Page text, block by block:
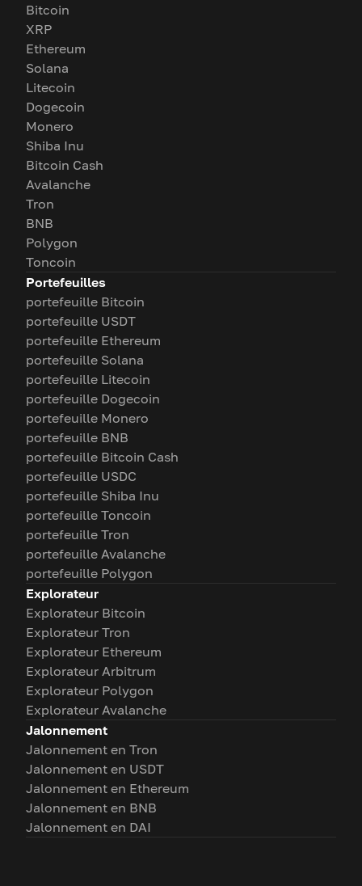
Bitcoin
XRP
Ethereum
Solana
Litecoin
Dogecoin
Monero
Shiba Inu
Bitcoin Cash
Avalanche
Tron
BNB
Polygon
Toncoin
Portefeuilles
portefeuille Bitcoin
portefeuille USDT
portefeuille Ethereum
portefeuille Solana
portefeuille Litecoin
portefeuille Dogecoin
portefeuille Monero
portefeuille BNB
portefeuille Bitcoin Cash
portefeuille USDC
portefeuille Shiba Inu
portefeuille Toncoin
portefeuille Tron
portefeuille Avalanche
portefeuille Polygon
Explorateur
Explorateur Bitcoin
Explorateur Tron
Explorateur Ethereum
Explorateur Arbitrum
Explorateur Polygon
Explorateur Avalanche
Jalonnement
Jalonnement en Tron
Jalonnement en USDT
Jalonnement en Ethereum
Jalonnement en BNB
Jalonnement en DAI